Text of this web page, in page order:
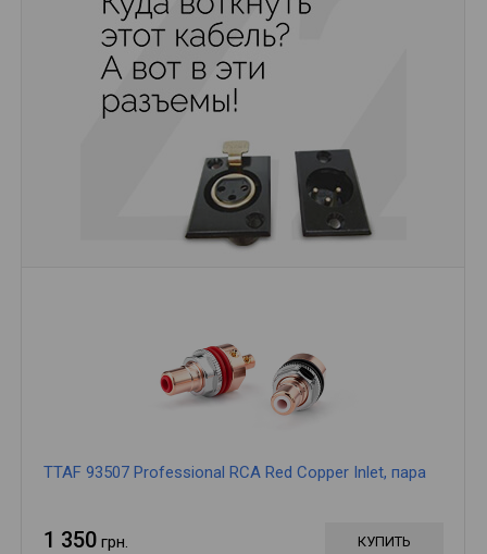
TTAF 93507 Professional RCA Red Copper Inlet, пара
1 350 грн. КУПИТЬ